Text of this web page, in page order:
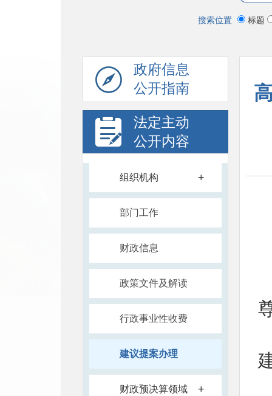
搜索位置 标题
政府信息
公开指南
法定主动
公开内容
组织机构 +
部门工作
财政信息
政策文件及解读
行政事业性收费
建议提案办理
财政预决算领域 +